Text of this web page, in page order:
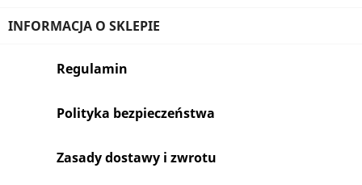
INFORMACJA O SKLEPIE
Regulamin
Polityka bezpieczeństwa
Zasady dostawy i zwrotu